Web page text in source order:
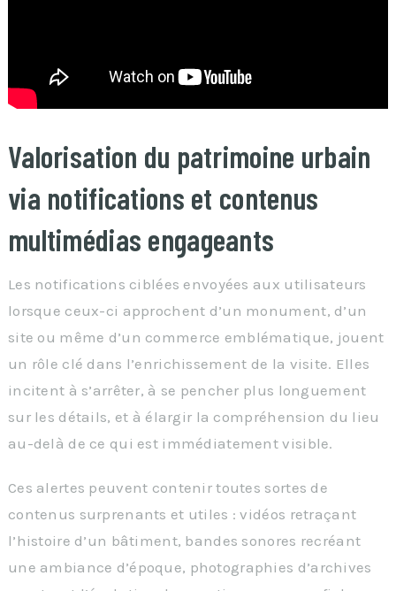
Valorisation du patrimoine urbain
via notifications et contenus
multimédias engageants
Les notifications ciblées envoyées aux utilisateurs
lorsque ceux-ci approchent d’un monument, d’un
site ou même d’un commerce emblématique, jouent
un rôle clé dans l’enrichissement de la visite. Elles
incitent à s’arrêter, à se pencher plus longuement
sur les détails, et à élargir la compréhension du lieu
au-delà de ce qui est immédiatement visible.
Ces alertes peuvent contenir toutes sortes de
contenus surprenants et utiles : vidéos retraçant
l’histoire d’un bâtiment, bandes sonores recréant
une ambiance d’époque, photographies d’archives